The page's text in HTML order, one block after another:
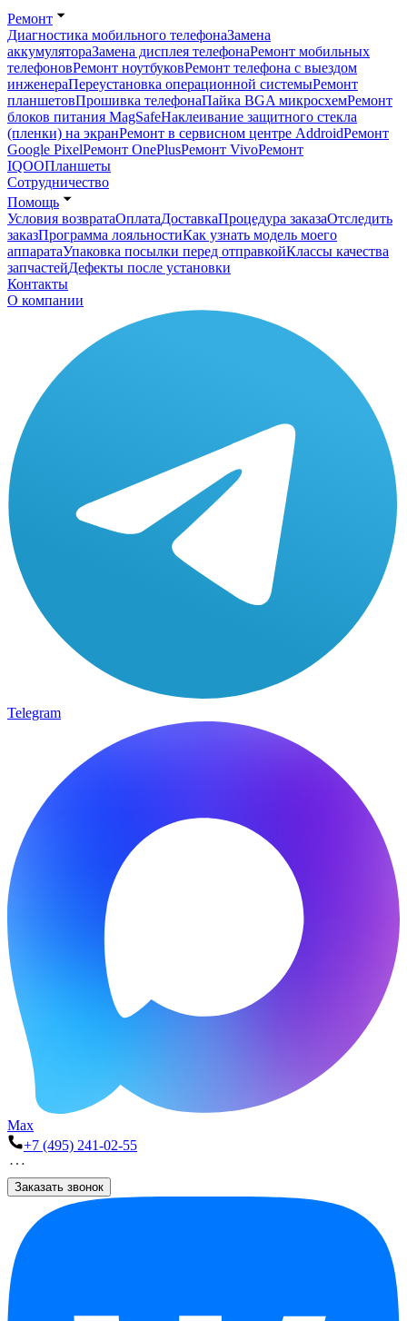
Ремонт
Диагностика мобильного телефонаЗамена
аккумулятораЗамена дисплея телефонаРемонт мобильных
телефоновРемонт ноутбуковРемонт телефона с выездом
инженераПереустановка операционной системыРемонт
планшетовПрошивка телефонаПайка BGA микросхемРемонт
блоков питания MagSafeНаклеивание защитного стекла
(пленки) на экранРемонт в сервисном центре AddroidРемонт
Google PixelРемонт OnePlusРемонт VivoРемонт
IQOOПланшеты
Сотрудничество
Помощь
Условия возвратаОплатаДоставкаПроцедура заказаОтследить
заказПрограмма лояльностиКак узнать модель моего
аппаратаУпаковка посылки перед отправкойКлассы качества
запчастейДефекты после установки
Контакты
О компании
Telegram
Max
+7 (495) 241-02-55
Заказать звонок